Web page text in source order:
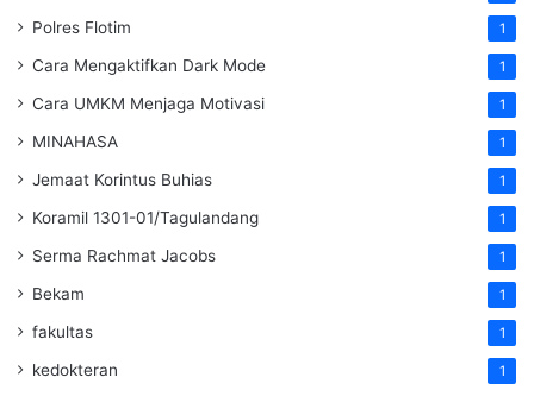
Polres Flotim 1
Cara Mengaktifkan Dark Mode 1
Cara UMKM Menjaga Motivasi 1
MINAHASA 1
Jemaat Korintus Buhias 1
Koramil 1301-01/Tagulandang 1
Serma Rachmat Jacobs 1
Bekam 1
fakultas 1
kedokteran 1